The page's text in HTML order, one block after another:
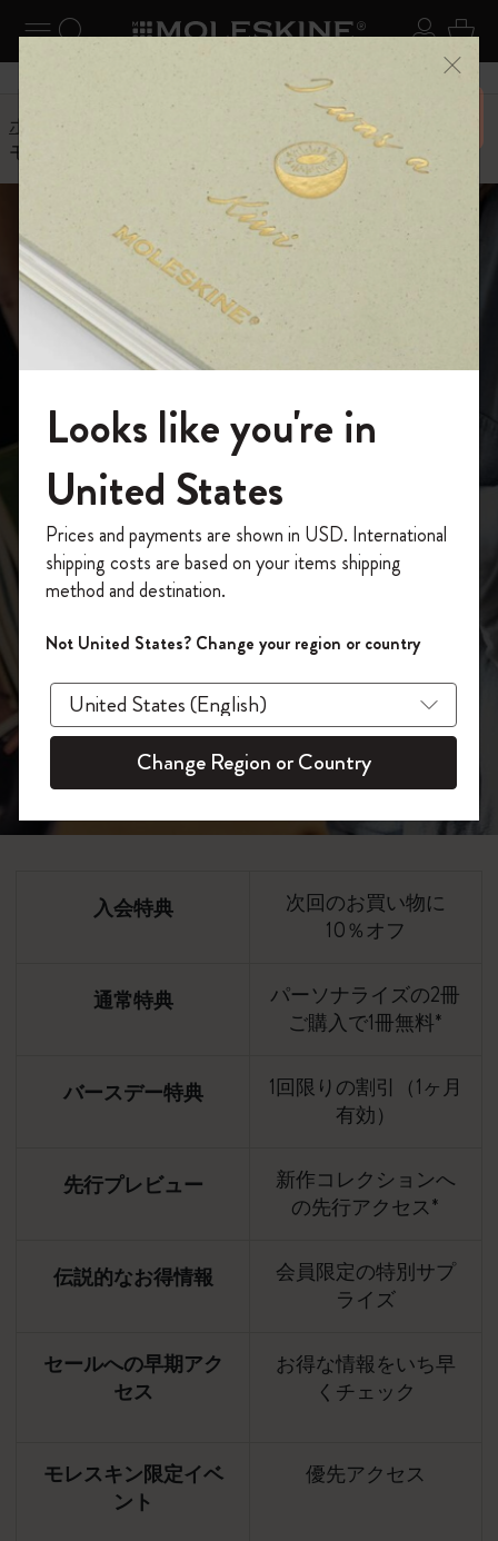
ナビゲーションの切替 ログ
検索 (キーワードなど) カ
6,500円以上のご購入で送料無料 メニ
ーを閉じる
ホーム
モレスキンメンバーシップ
モレスキンの世界
メンバー限定特
典の詳細をチェ
ック
今すぐ登録
入会特典
次回のお買い物に
10％オフ
通常特典
パーソナライズの2冊
ご購入で1冊無料*
バースデー特典
1回限りの割引（1ヶ月
有効）
先行プレビュー
新作コレクションへ
の先行アクセス*
伝説的なお得情報
会員限定の特別サプ
ライズ
セールへの早期アク
セス
お得な情報をいち早
くチェック
モレスキン限定イベ
ント
優先アクセス
モレスキンの世界へようこそ
「WELCOME10」を入力すると、初回注
文が10%オフ＋送料無料になります。セ
ール・アウトレット品は適用外。
Moleskineアカウントを作成して限定オフ
ァーや会員特典、さらに多くのインスピ
レーションを手に入れましょう。
今すぐ会員登録 !
Looks like you're in
United States
Prices and payments are shown in USD. International
shipping costs are based on your items shipping
method and destination.
Not United States? Change your region or country
Change Region or Country